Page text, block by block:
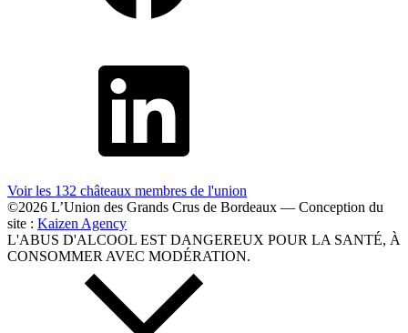
Voir les 132 châteaux membres de l'union
©2026 L’Union des Grands Crus de Bordeaux — Conception du
site : Kaizen Agency
L'ABUS D'ALCOOL EST DANGEREUX POUR LA SANTÉ, À
CONSOMMER AVEC MODÉRATION.